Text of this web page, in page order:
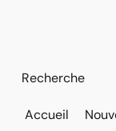
Accueil